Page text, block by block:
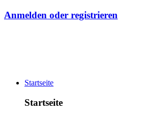
Anmelden oder registrieren
Startseite
Startseite